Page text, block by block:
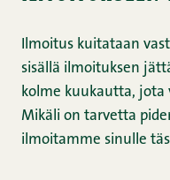
Ilmoitus kuitataan
sisällä ilmoituksen
kolme kuukautta, jota
Mikäli on tarvetta
ilmoitamme sinulle